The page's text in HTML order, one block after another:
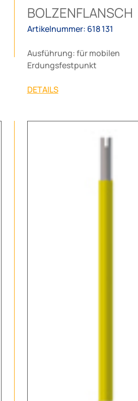
BOLZENFLANSCH
Artikelnummer: 618 131
Ausführung: für mobilen
Erdungsfestpunkt
DETAILS